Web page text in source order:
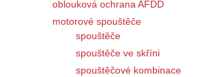
oblouková ochrana AFDD
motorové spouštěče
spouštěče
spouštěče ve skříni
spouštěčové kombinace